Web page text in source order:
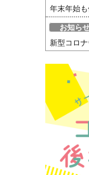
年末年始
お知ら
新型コロ